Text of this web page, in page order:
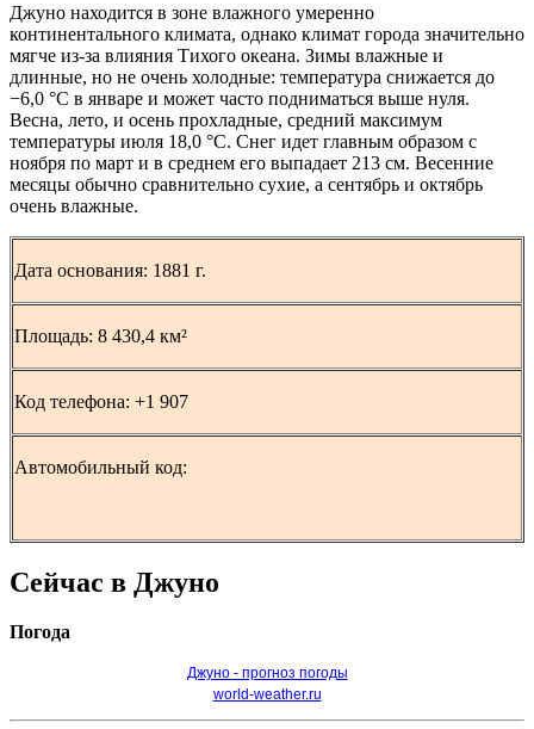
Джуно находится в зоне влажного умеренно
континентального климата, однако климат города значительно
мягче из-за влияния Тихого океана. Зимы влажные и
длинные, но не очень холодные: температура снижается до
−6,0 °С в январе и может часто подниматься выше нуля.
Весна, лето, и осень прохладные, средний максимум
температуры июля 18,0 °С. Снег идет главным образом с
ноября по март и в среднем его выпадает 213 см. Весенние
месяцы обычно сравнительно сухие, а сентябрь и октябрь
очень влажные.
Дата основания: 1881 г.
Площадь: 8 430,4 км²
Код телефона: +1 907
Автомобильный код:
Сейчас в Джуно
Погода
Джуно - прогноз погоды
world-weather.ru